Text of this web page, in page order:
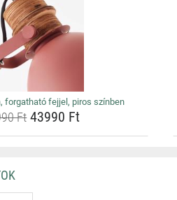
forgatható fejjel, piros színben
Ft43990 Ft